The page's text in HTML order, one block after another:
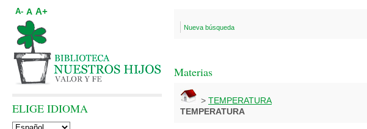
Nueva búsqueda
Materias
> TEMPERATURA
TEMPERATURA
A- A A+
ELIGE IDIOMA